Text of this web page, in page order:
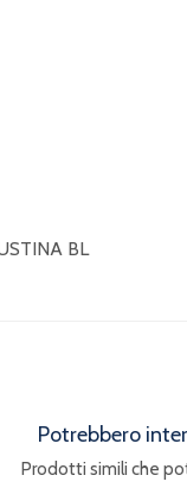
BL
Potrebbero
Prodotti simili che